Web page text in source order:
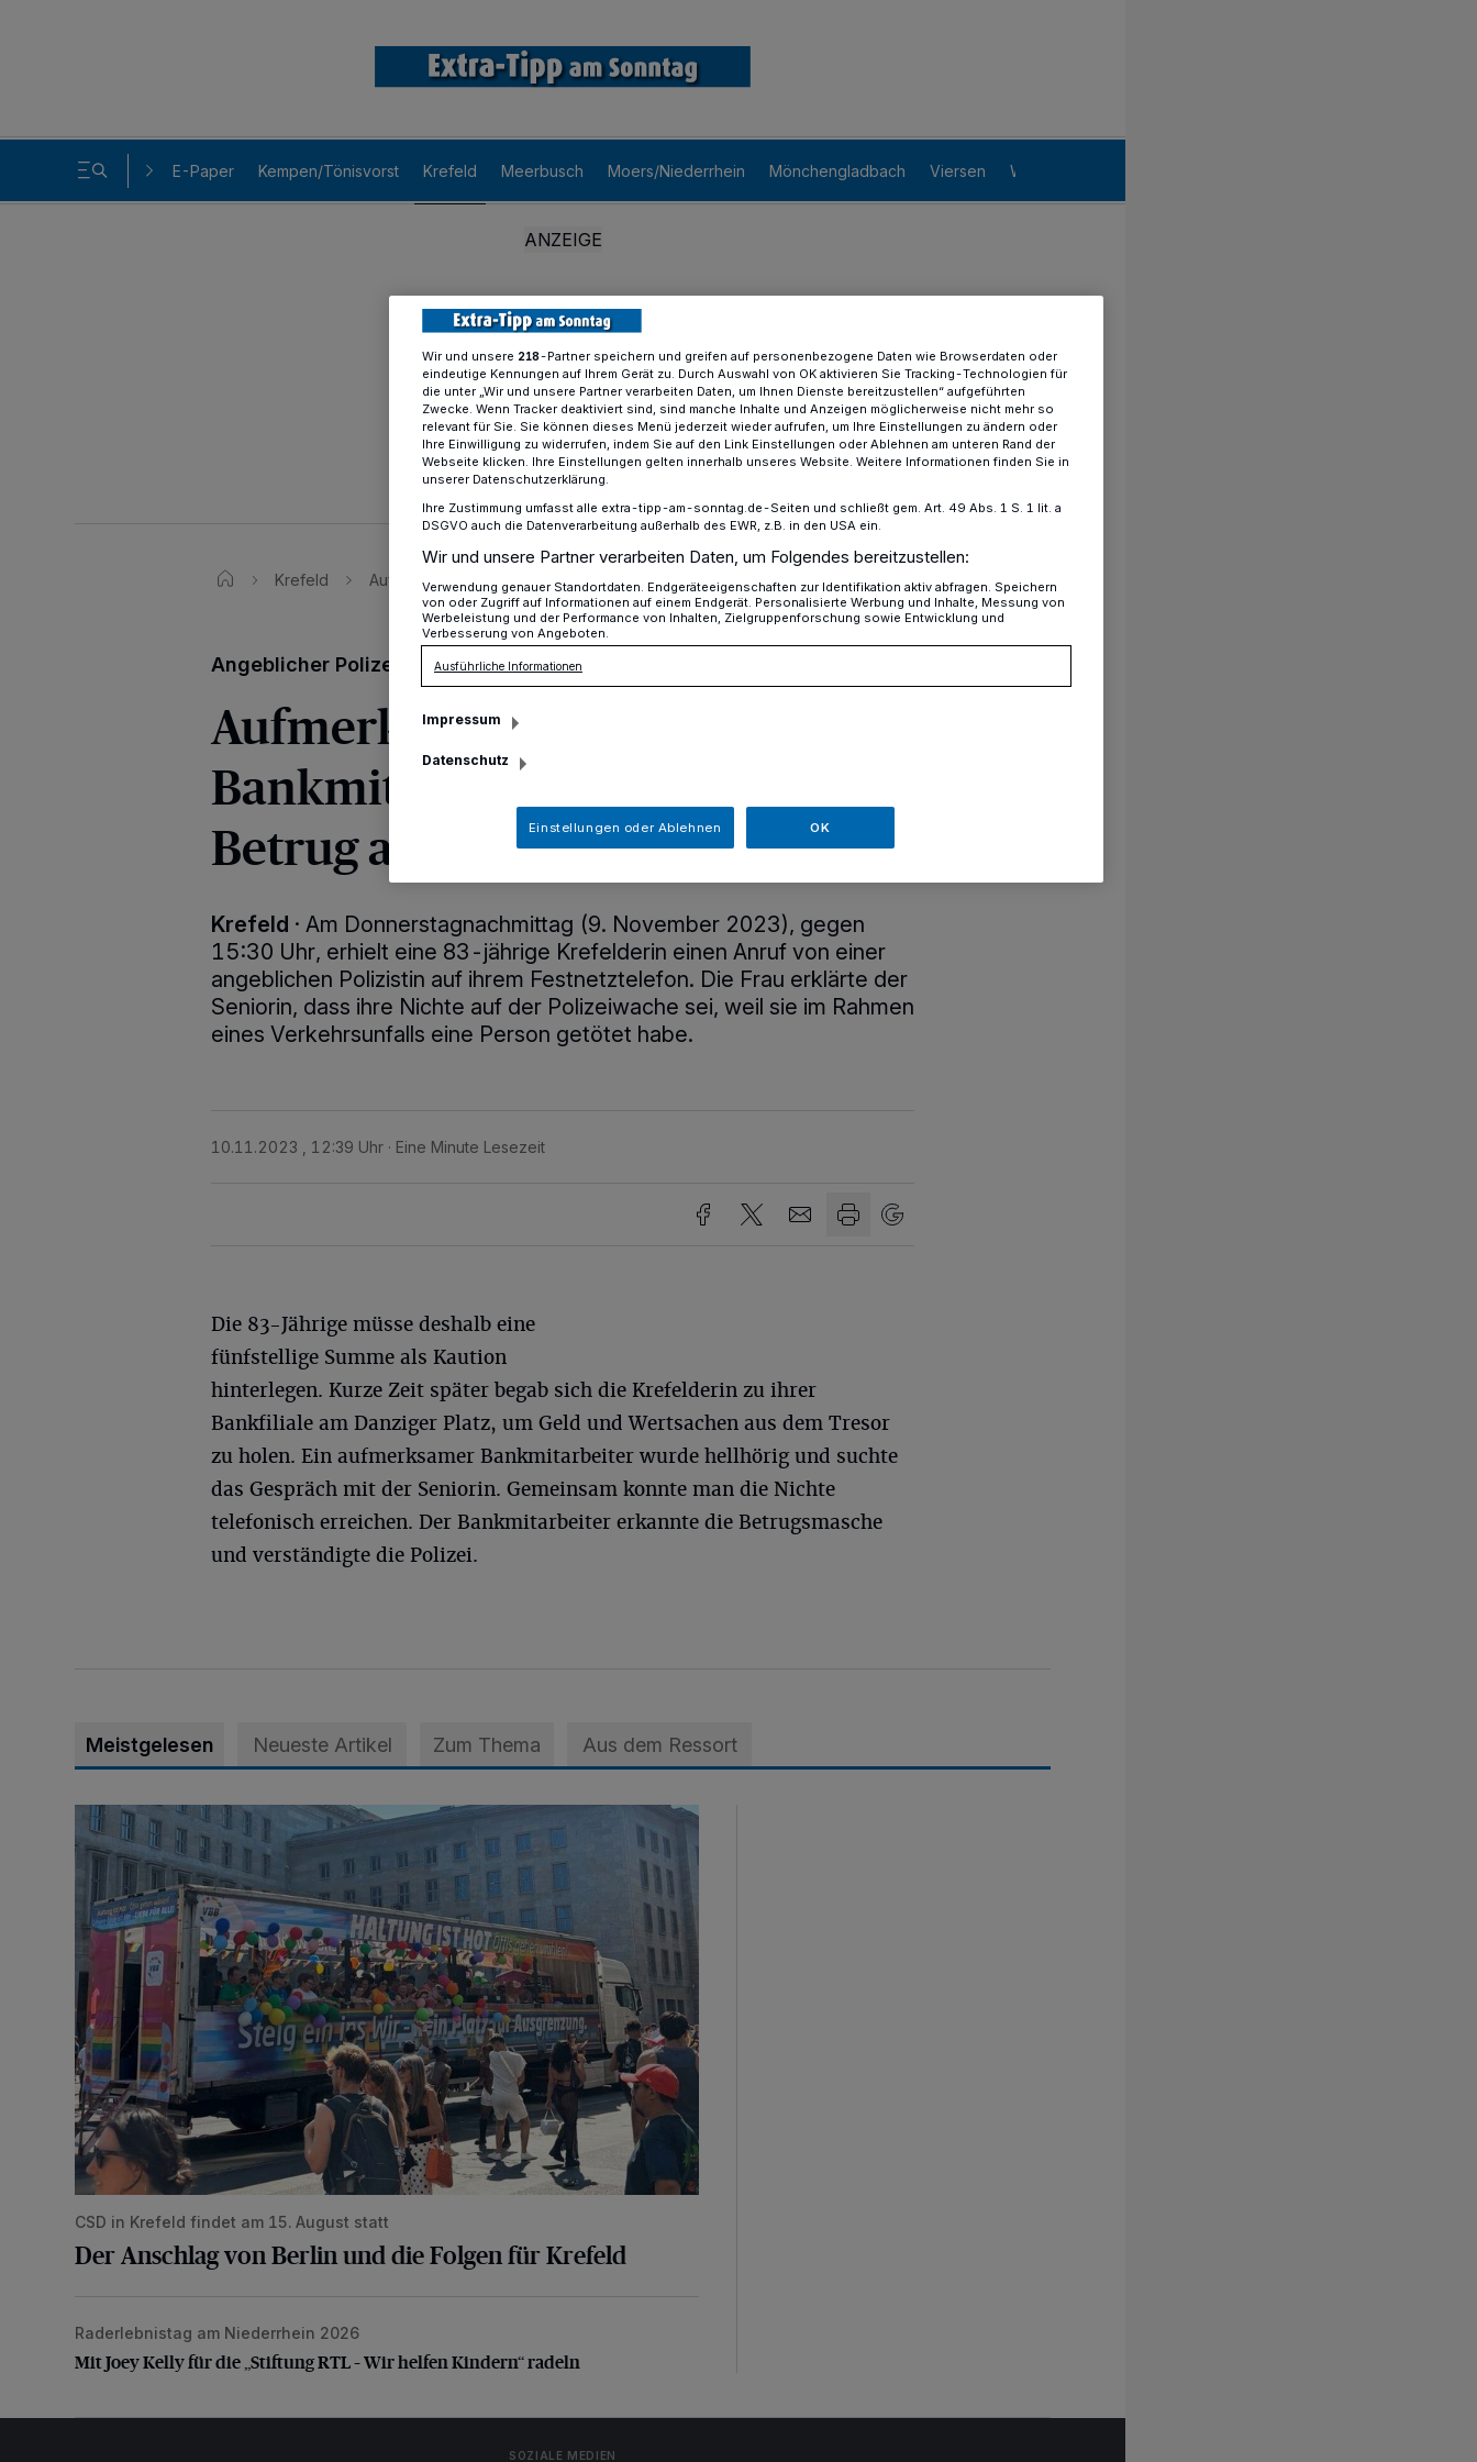
E-Paper Kempen/Tönisvorst Krefeld Meerbusch Moers/Niederrhein Mönchengladbach Viersen Willich
Krefeld Aufmerksamer Bankmitarbeiter vereitelt Betrug
Angeblicher Polizeianruf
Aufmerksamer
Bankmitarbeiter vereitelt
Betrug an Seniorin
Krefeld · Am Donnerstagnachmittag (9. November 2023), gegen
15:30 Uhr, erhielt eine 83-jährige Krefelderin einen Anruf von einer
angeblichen Polizistin auf ihrem Festnetztelefon. Die Frau erklärte der
Seniorin, dass ihre Nichte auf der Polizeiwache sei, weil sie im Rahmen
eines Verkehrsunfalls eine Person getötet habe.
10.11.2023 , 12:39 Uhr Eine Minute Lesezeit
Die 83-Jährige müsse deshalb eine
fünfstellige Summe als Kaution
hinterlegen. Kurze Zeit später begab sich die Krefelderin zu ihrer
Bankfiliale am Danziger Platz, um Geld und Wertsachen aus dem Tresor
zu holen. Ein aufmerksamer Bankmitarbeiter wurde hellhörig und suchte
das Gespräch mit der Seniorin. Gemeinsam konnte man die Nichte
telefonisch erreichen. Der Bankmitarbeiter erkannte die Betrugsmasche
und verständigte die Polizei.
Meistgelesen Neueste Artikel Zum Thema Aus dem Ressort
Der Anschlag von Berlin und die Folgen für Krefeld
CSD in Krefeld findet am 15. August statt
Der Anschlag von Berlin und die Folgen für Krefeld
Mit Joey Kelly für die „Stiftung RTL – Wir helfen Kindern“ radeln
Raderlebnistag am Niederrhein 2026
Mit Joey Kelly für die „Stiftung RTL – Wir helfen Kindern“ radeln
SOZIALE MEDIEN
Wir und unsere 218-Partner speichern und greifen auf personenbezogene Daten wie Browserdaten oder
eindeutige Kennungen auf Ihrem Gerät zu. Durch Auswahl von OK aktivieren Sie Tracking-Technologien für
die unter „Wir und unsere Partner verarbeiten Daten, um Ihnen Dienste bereitzustellen“ aufgeführten
Zwecke. Wenn Tracker deaktiviert sind, sind manche Inhalte und Anzeigen möglicherweise nicht mehr so
relevant für Sie. Sie können dieses Menü jederzeit wieder aufrufen, um Ihre Einstellungen zu ändern oder
Ihre Einwilligung zu widerrufen, indem Sie auf den Link Einstellungen oder Ablehnen am unteren Rand der
Webseite klicken. Ihre Einstellungen gelten innerhalb unseres Website. Weitere Informationen finden Sie in
unserer Datenschutzerklärung.
Ihre Zustimmung umfasst alle extra-tipp-am-sonntag.de-Seiten und schließt gem. Art. 49 Abs. 1 S. 1 lit. a
DSGVO auch die Datenverarbeitung außerhalb des EWR, z.B. in den USA ein.
Wir und unsere Partner verarbeiten Daten, um Folgendes bereitzustellen:
Verwendung genauer Standortdaten. Endgeräteeigenschaften zur Identifikation aktiv abfragen. Speichern
von oder Zugriff auf Informationen auf einem Endgerät. Personalisierte Werbung und Inhalte, Messung von
Werbeleistung und der Performance von Inhalten, Zielgruppenforschung sowie Entwicklung und
Verbesserung von Angeboten.
Ausführliche Informationen
Impressum
Datenschutz
Einstellungen oder Ablehnen OK